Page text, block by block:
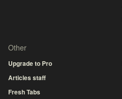
Other
Upgrade to Pro
Articles staff
Fresh Tabs